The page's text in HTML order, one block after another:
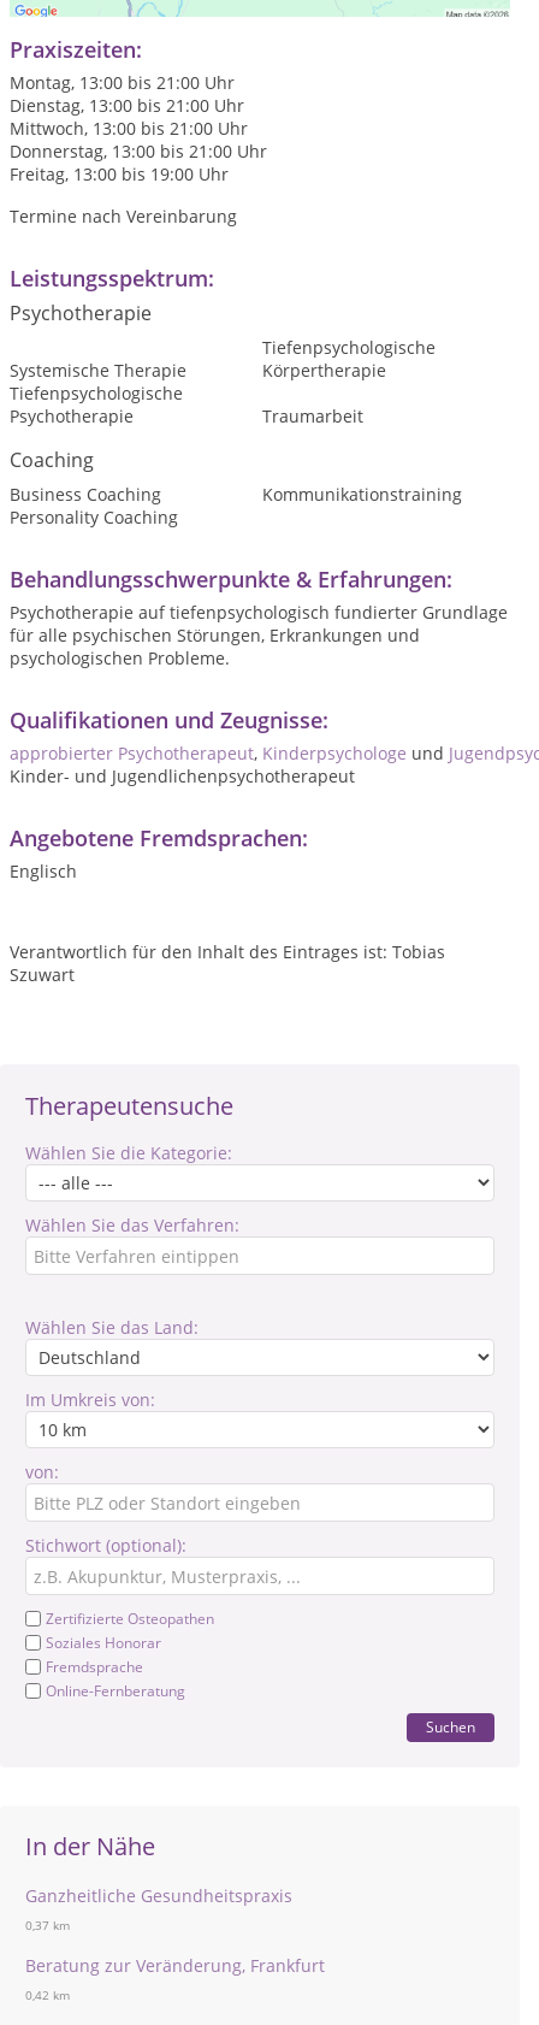
Therapeutensuche
Wählen Sie die Kategorie:
Wählen Sie das Verfahren:
Wählen Sie das Land:
Im Umkreis von:
von:
Stichwort (optional):
Zertifizierte Osteopathen
Soziales Honorar
Fremdsprache
Online-Fernberatung
Suchen
In der Nähe
Ganzheitliche Gesundheitspraxis
0,37 km
Beratung zur Veränderung, Frankfurt
0,42 km
Praxiszeiten:
Montag, 13:00 bis 21:00 Uhr
Dienstag, 13:00 bis 21:00 Uhr
Mittwoch, 13:00 bis 21:00 Uhr
Donnerstag, 13:00 bis 21:00 Uhr
Freitag, 13:00 bis 19:00 Uhr
Termine nach Vereinbarung
Leistungsspektrum:
Psychotherapie
Systemische Therapie
Tiefenpsychologische
Körpertherapie
Tiefenpsychologische
Psychotherapie
Traumarbeit
Coaching
Business Coaching
Kommunikationstraining
Personality Coaching
Behandlungsschwerpunkte & Erfahrungen:
Psychotherapie auf tiefenpsychologisch fundierter Grundlage
für alle psychischen Störungen, Erkrankungen und
psychologischen Probleme.
Qualifikationen und Zeugnisse:
approbierter Psychotherapeut, Kinderpsychologe und
Kinder- und Jugendlichenpsychotherapeut
Angebotene Fremdsprachen:
Englisch
Verantwortlich für den Inhalt des Eintrages ist: Tobias
Szuwart